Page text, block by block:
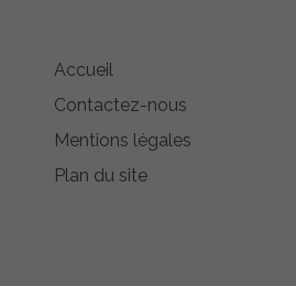
Accueil
Contactez-nous
Mentions légales
Plan du site